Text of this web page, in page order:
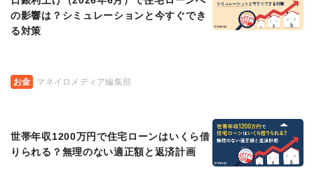
お金 マネイロメディア編集部
の影響は？シミュレーションと今すぐでき
る対策
世帯年収1200万円で住宅ローンはいくら借
りられる？無理のない適正額と返済計画